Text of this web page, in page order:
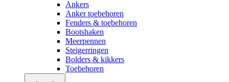
Ankers
Anker toebehoren
Fenders & toebehoren
Bootshaken
Meerpennen
Steigerringen
Bolders & kikkers
Toebehoren